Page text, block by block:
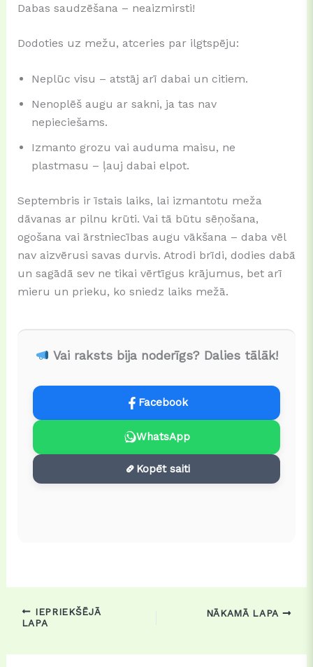
Dabas saudzēšana – neaizmirsti!
Dodoties uz mežu, atceries par ilgtspēju:
Neplūc visu – atstāj arī dabai un citiem.
Nenoplēš augu ar sakni, ja tas nav
nepieciešams.
Izmanto grozu vai auduma maisu, ne
plastmasu – ļauj dabai elpot.
Septembris ir īstais laiks, lai izmantotu meža
dāvanas ar pilnu krūti. Vai tā būtu sēņošana,
ogošana vai ārstniecības augu vākšana – daba vēl
nav aizvērusi savas durvis. Atrodi brīdi, dodies dabā
un sagādā sev ne tikai vērtīgus krājumus, bet arī
mieru un prieku, ko sniedz laiks mežā.
Vai raksts bija noderīgs? Dalies tālāk!
Facebook
WhatsApp
Kopēt saiti
IEPRIEKŠĒJĀ
LAPA
NĀKAMĀ LAPA